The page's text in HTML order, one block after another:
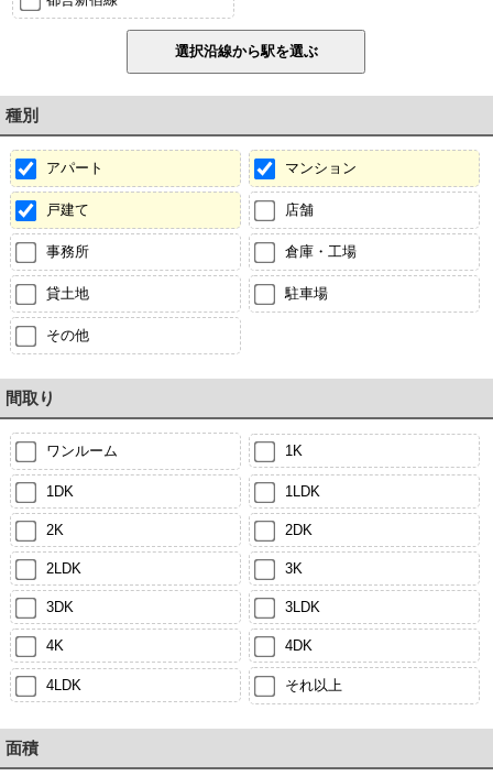
種別
アパート マンション
戸建て 店舗
事務所 倉庫・工場
貸土地 駐車場
その他
間取り
ワンルーム 1K
1DK 1LDK
2K 2DK
2LDK 3K
3DK 3LDK
4K 4DK
4LDK それ以上
面積